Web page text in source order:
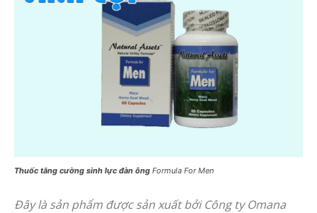
Thuốc tăng cường sinh lực đàn ông Formula For Men
Đây là sản phẩm được sản xuất bởi Công ty Omana